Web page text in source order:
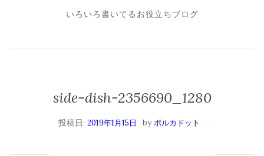
いろいろ書いてるお役立ちブログ
side-dish-2356690_1280
投稿日: 2019年1月15日 byポルカドット